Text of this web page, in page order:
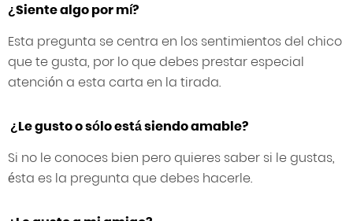
¿Siente algo por mí?
Esta pregunta se centra en los sentimientos del chico
que te gusta, por lo que debes prestar especial
atención a esta carta en la tirada.
¿Le gusto o sólo está siendo amable?
Si no le conoces bien pero quieres saber si le gustas,
ésta es la pregunta que debes hacerle.